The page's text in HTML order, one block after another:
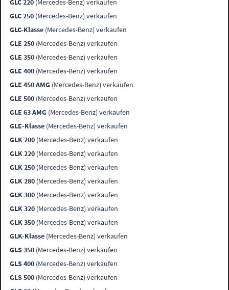
GLC 220 (Mercedes-Benz) verkaufen
GLC 250 (Mercedes-Benz) verkaufen
GLC-Klasse (Mercedes-Benz) verkaufen
GLE 250 (Mercedes-Benz) verkaufen
GLE 350 (Mercedes-Benz) verkaufen
GLE 400 (Mercedes-Benz) verkaufen
GLE 450 AMG (Mercedes-Benz) verkaufen
GLE 500 (Mercedes-Benz) verkaufen
GLE 63 AMG (Mercedes-Benz) verkaufen
GLE-Klasse (Mercedes-Benz) verkaufen
GLK 200 (Mercedes-Benz) verkaufen
GLK 220 (Mercedes-Benz) verkaufen
GLK 250 (Mercedes-Benz) verkaufen
GLK 280 (Mercedes-Benz) verkaufen
GLK 300 (Mercedes-Benz) verkaufen
GLK 320 (Mercedes-Benz) verkaufen
GLK 350 (Mercedes-Benz) verkaufen
GLK-Klasse (Mercedes-Benz) verkaufen
GLS 350 (Mercedes-Benz) verkaufen
GLS 400 (Mercedes-Benz) verkaufen
GLS 500 (Mercedes-Benz) verkaufen